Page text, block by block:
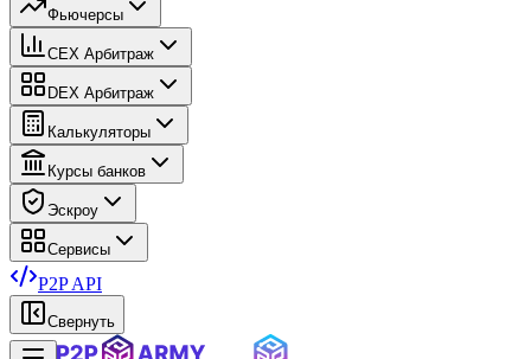
Фьючерсы
CEX Арбитраж
DEX Арбитраж
Калькуляторы
Курсы банков
Эскроу
Сервисы
P2P API
Свернуть